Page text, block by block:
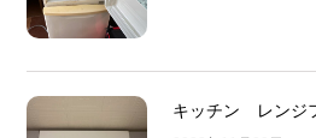
キッチン レンジ